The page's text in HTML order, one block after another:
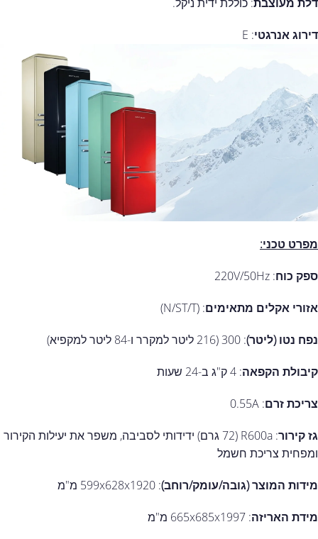
דירוג אנרגטי: E
מפרט טכני:
ספק כוח: 220V/50Hz
אזורי אקלים מתאימים: (N/ST/T)
נפח נטו (ליטר): 300 (216 ליטר למקרר ו-84 ליטר למקפיא)
קיבולת הקפאה: 4 ק"ג ב-24 שעות
צריכת זרם: 0.55A
גז קירור
: R600a (72 גרם) ידידותי לסביבה, משפר את יעילות הקירור
ומפחית צריכת חשמל
מידות המוצר (גובה/עומק/רוחב): 599x628x1920 מ"מ
מידת האריזה: 665x685x1997 מ"מ